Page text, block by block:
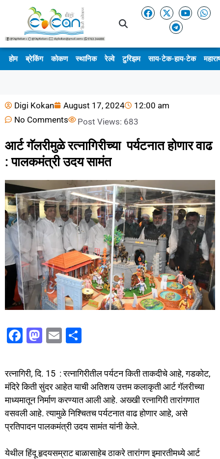
होम ब्रेकिंग कोकण स्थानिक रेल्वे टुरिझम साय-टेक-हाय-टेक
Digi Kokan August 17, 2024
12:00 am
No Comments
Post Views: 683
आर्ट गॅलरीमुळे रत्नागिरीच्या पर्यटनात होणार वाढ
: पालकमंत्री उदय सामंत
F
c
e
b
o
o
k
M
st
o
d
o
n
E
ai
l
ar
e
रत्नागिरी, दि. 15 : रत्नागिरीतील पर्यटन किती ताकदीचे आहे, गडकोट,
मंदिरे किती सुंदर आहेत याची अतिशय उत्तम कलाकृती आर्ट गॅलरीच्या
माध्यमातून निर्माण करण्यात आली आहे. अख्खी रत्नागिरी तारांगणात
वसवली आहे. त्यामुळे निश्चितच पर्यटनात वाढ होणार आहे, असे
प्रतिपादन पालकमंत्री उदय सामंत यांनी केले.
येथील हिंदू हृदयसम्राट बाळासाहेब ठाकरे तारांगण इमारतीमध्ये आर्ट